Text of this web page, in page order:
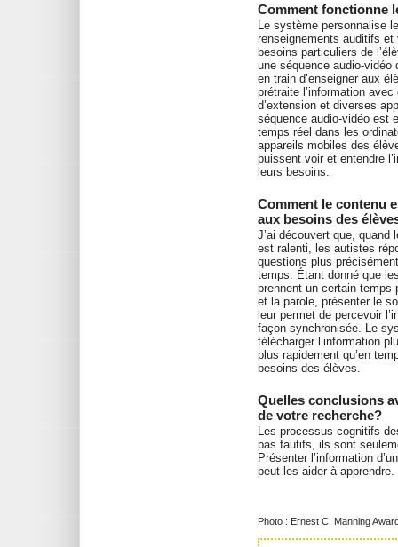
Comment fonctionne
Le système personnalise
renseignements auditifs
besoins particuliers de
une séquence audio-vidéo
en train d’enseigner aux
prétraite l’information
d’extension et diverses
séquence audio-vidéo est
temps réel dans les
appareils mobiles des
puissent voir et entendre
leurs besoins.
Comment le contenu
aux besoins des
J’ai découvert que, quand
est ralenti, les autistes
questions plus
temps. Étant donné que
prennent un certain temps
et la parole, présenter le
leur permet de percevoir
façon synchronisée. Le
télécharger l’information
plus rapidement qu’en
besoins des élèves.
Quelles conclusions
de votre recherche?
Les processus cognitifs
pas fautifs, ils sont
Présenter l’information
peut les aider à apprendre.
Photo : Ernest C. Manning